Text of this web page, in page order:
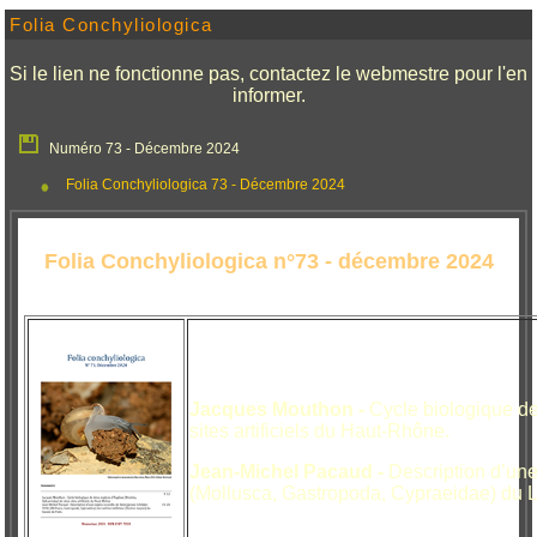
Folia Conchyliologica
Si le lien ne fonctionne pas, contactez le webmestre pour l'en
informer.
Numéro 73 - Décembre 2024
Folia Conchyliologica 73 - Décembre 2024
Folia Conchyliologica n°73 - décembre 2024
Jacques Mouthon - Cycle biologique
sites artificiels du Haut-Rhône.
Jean-Michel Pacaud - Description
(Mollusca, Gastropoda, Cypraeidae) du